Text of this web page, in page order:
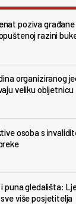
poziva
razini
organiziranog
veliku obljetnicu
osoba s
puna gledališta:
više posjetitelja